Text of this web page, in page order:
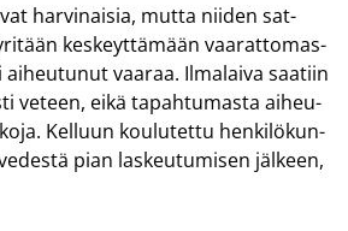
har­vi­nai­sia, mutta nii­den sat­
kes­keyt­tä­mään vaa­rat­to­mas­
vaa­raa. Il­ma­lai­va saa­tiin
ve­teen, eikä ta­pah­tu­mas­ta ai­heu­
Kel­luun kou­lu­tet­tu hen­ki­lö­kun­
pian las­keu­tu­mi­sen jäl­keen,